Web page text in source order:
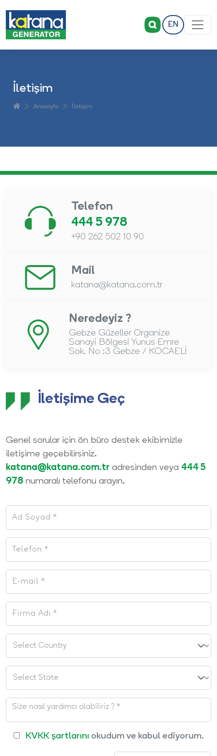
EN
İletişim
Anasayfa İletişim
Telefon
444 5 978
+90 262 502 10 90
Mail
katana@katana.com.tr
Neredeyiz ?
Gebze Güzeller Organize
Sanayi Bölgesi Yunus Emre
Sok. No :3 Gebze / KOCAELİ
İletişime Geç
Genel sorular için ön büro destek ekibimizle
iletişime geçebilirsiniz.
katana@katana.com.tr adresinden veya 444 5
978 numaralı telefonu arayın.
KVKK şartlarını okudum ve kabul ediyorum.